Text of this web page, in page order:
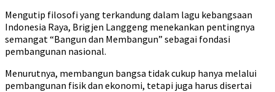
Mengutip filosofi yang terkandung dalam lagu kebangsaan
Indonesia Raya, Brigjen Langgeng menekankan pentingnya
semangat “Bangun dan Membangun” sebagai fondasi
pembangunan nasional.
Menurutnya, membangun bangsa tidak cukup hanya melalui
pembangunan fisik dan ekonomi, tetapi juga harus disertai